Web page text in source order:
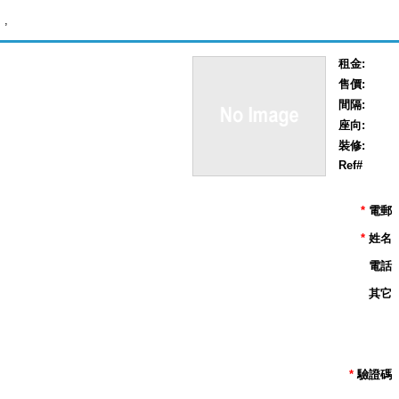
,
租金:
售價:
間隔:
座向:
裝修:
Ref#
* 電郵
* 姓名
電話
其它
* 驗證碼